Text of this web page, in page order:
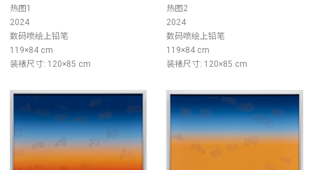
热图1
2024
数码喷绘上铅笔
119×84 cm
装裱尺寸: 120×85 cm
热图2
2024
数码喷绘上铅笔
119×84 cm
装裱尺寸: 120×85 cm